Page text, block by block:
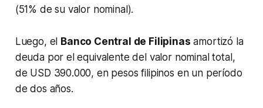
(51% de su valor nominal).
Luego, el Banco Central de Filipinas amortizó la
deuda por el equivalente del valor nominal total,
de USD 390.000, en pesos filipinos en un período
de dos años.